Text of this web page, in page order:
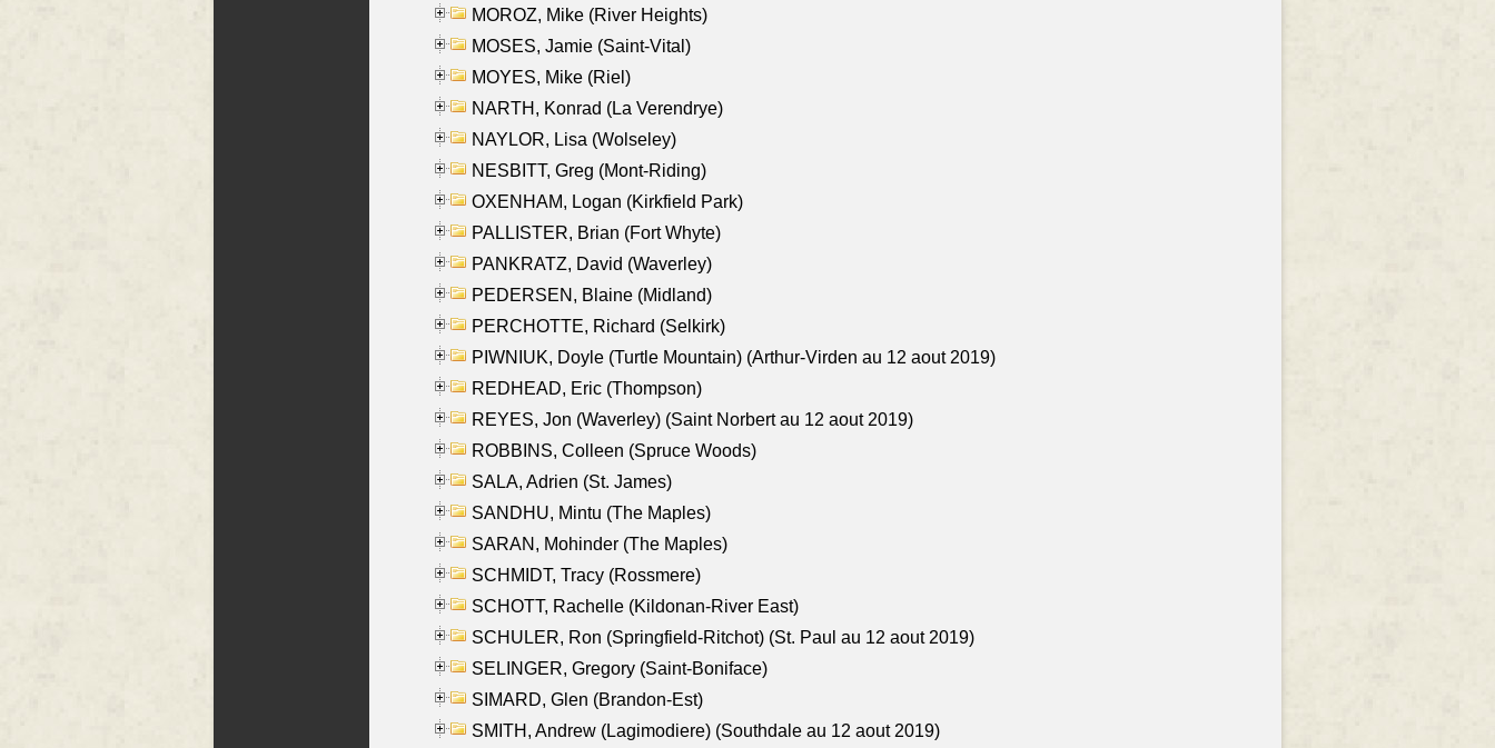
MOROZ, Mike (River Heights)
MOSES, Jamie (Saint-Vital)
MOYES, Mike (Riel)
NARTH, Konrad (La Verendrye)
NAYLOR, Lisa (Wolseley)
NESBITT, Greg (Mont-Riding)
OXENHAM, Logan (Kirkfield Park)
PALLISTER, Brian (Fort Whyte)
PANKRATZ, David (Waverley)
PEDERSEN, Blaine (Midland)
PERCHOTTE, Richard (Selkirk)
PIWNIUK, Doyle (Turtle Mountain) (Arthur-Virden au 12 aout 2019)
REDHEAD, Eric (Thompson)
REYES, Jon (Waverley) (Saint Norbert au 12 aout 2019)
ROBBINS, Colleen (Spruce Woods)
SALA, Adrien (St. James)
SANDHU, Mintu (The Maples)
SARAN, Mohinder (The Maples)
SCHMIDT, Tracy (Rossmere)
SCHOTT, Rachelle (Kildonan-River East)
SCHULER, Ron (Springfield-Ritchot) (St. Paul au 12 aout 2019)
SELINGER, Gregory (Saint-Boniface)
SIMARD, Glen (Brandon-Est)
SMITH, Andrew (Lagimodiere) (Southdale au 12 aout 2019)